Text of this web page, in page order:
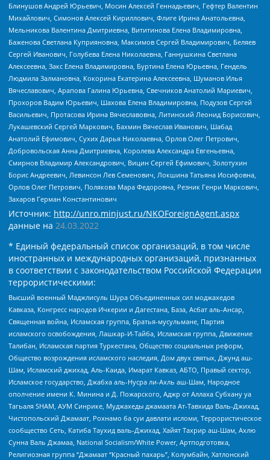
Блинушов Андрей Юрьевич, Мосин Алексей Геннадьевич, Гефтер Валентин
Михайлович, Симонов Алексей Кириллович, Флиге Ирина Анатольевна,
Мельникова Валентина Дмитриевна, Вититинова Елена Владимировна,
Баженова Светлана Куприяновна, Максимов Сергей Владимирович, Беляев
Сергей Иванович, Голубева Елена Николаевна, Ганнушкина Светлана
Алексеевна, Закс Елена Владимировна, Буртина Елена Юрьевна, Гендель
Людмила Залмановна, Кокорина Екатерина Алексеевна, Шуманов Илья
Вячеславович, Арапова Галина Юрьевна, Свечников Анатолий Мариевич,
Прохоров Вадим Юрьевич, Шахова Елена Владимировна, Подузов Сергей
Васильевич, Протасова Ирина Вячеславовна, Литинский Леонид Борисович,
Лукашевский Сергей Маркович, Бахмин Вячеслав Иванович, Шабад
Анатолий Ефимович, Сухих Дарья Николаевна, Орлов Олег Петрович,
Добровольская Анна Дмитриевна, Королева Александра Евгеньевна,
Смирнов Владимир Александрович, Вицин Сергей Ефимович, Золотухин
Борис Андреевич, Левинсон Лев Семенович, Локшина Татьяна Иосифовна,
Орлов Олег Петрович, Полякова Мара Федоровна, Резник Генри Маркович,
Захаров Герман Константинович
Источник: http://unro.minjust.ru/NKOForeignAgent.aspx
данные на 24.03.2022
* Единый федеральный список организаций, в том числе
иностранных и международных организаций, признанных
в соответствии с законодательством Российской Федерации
террористическими:
Высший военный Маджлисуль Шура Объединенных сил моджахедов
Кавказа, Конгресс народов Ичкерии и Дагестана, База, Асбат аль-Ансар,
Священная война, Исламская группа, Братья-мусульмане, Партия
исламского освобождения, Лашкар-И-Тайба, Исламская группа, Движение
Талибан, Исламская партия Туркестана, Общество социальных реформ,
Общество возрождения исламского наследия, Дом двух святых, Джунд аш-
Шам, Исламский джихад, Аль-Каида, Имарат Кавказ, АБТО, Правый сектор,
Исламское государство, Джабха аль-Нусра ли-Ахль аш-Шам, Народное
ополчение имени К. Минина и Д. Пожарского, Аджр от Аллаха Субхану уа
Тагьаля SHAM, АУМ Синрике, Муджахеды джамаата Ат-Тавхида Валь-Джихад,
Чистопольский Джамаат, Рохнамо ба суи давлати исломи, Террористическое
сообщество Сеть, Катиба Таухид валь-Джихад, Хайят Тахрир аш-Шам, Ахлю
Сунна Валь Джамаа, National Socialism/White Power, Артподготовка,
Религиозная группа “Джамаат “Красный пахарь”, Колумбайн, Хатлонский